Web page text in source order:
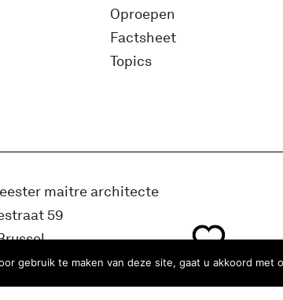
Oproepen
Factsheet
Topics
maitre architecte
59
gebruik te maken van deze site, gaat u akkoord met